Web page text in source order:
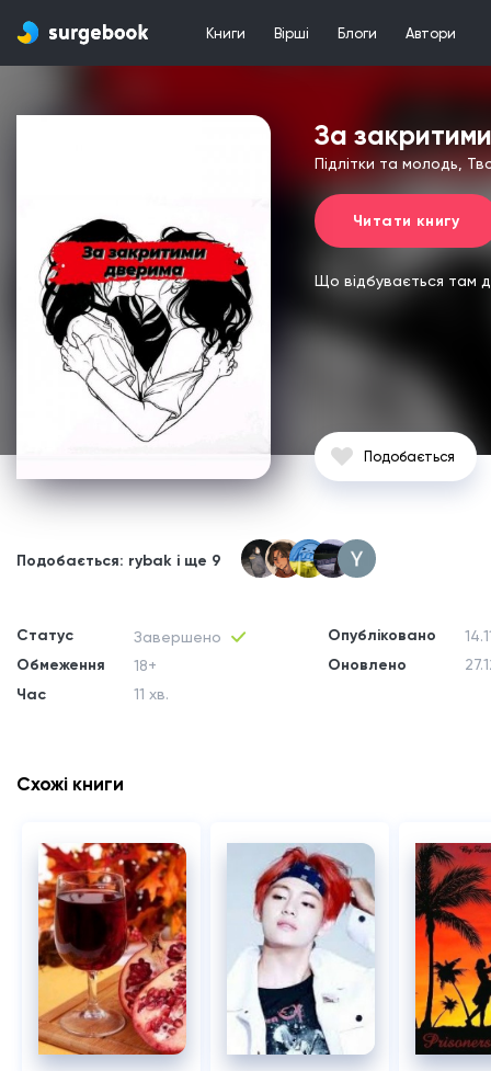
Книги Вірші Блоги Автори
За
Підлітки та молодь,
Читати книгу
Що відбувається там
Подобається
Подобається: rybak і ще 9
Статус
Обмеження
Час
Завершено
18+
11 хв.
Опубліковано
Оновлено
Схожі книги